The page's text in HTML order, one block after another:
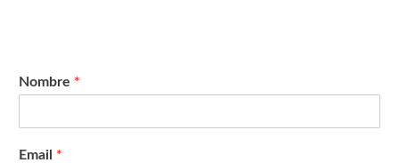
Nombre *
Email *